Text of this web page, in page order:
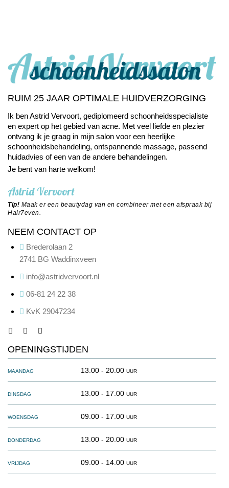
RUIM 25 JAAR OPTIMALE HUIDVERZORGING
Ik ben Astrid Vervoort, gediplomeerd schoonheids­specialiste
en expert op het gebied van acne. Met veel liefde en plezier
ontvang ik je graag in mijn salon voor een heerlijke
schoonheids­behandeling, ontspannende massage, passend
huidadvies of een van de andere behandelingen.
Je bent van harte welkom!
Astrid Vervoort
Tip! Maak er een beautydag van en combineer met een afspraak bij
Hair7even.
NEEM CONTACT OP
Brederolaan 2
2741 BG Waddinxveen
info@astridvervoort.nl
06-81 24 22 38
KvK 29047234
facebook-
instagram
linkedin
OPENINGSTIJDEN
maandag 13.00 - 20.00 uur
dinsdag 13.00 - 17.00 uur
woensdag 09.00 - 17.00 uur
donderdag 13.00 - 20.00 uur
vrijdag 09.00 - 14.00 uur